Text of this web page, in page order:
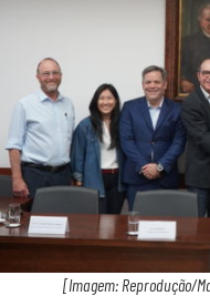
[Imagem: Reprodução/